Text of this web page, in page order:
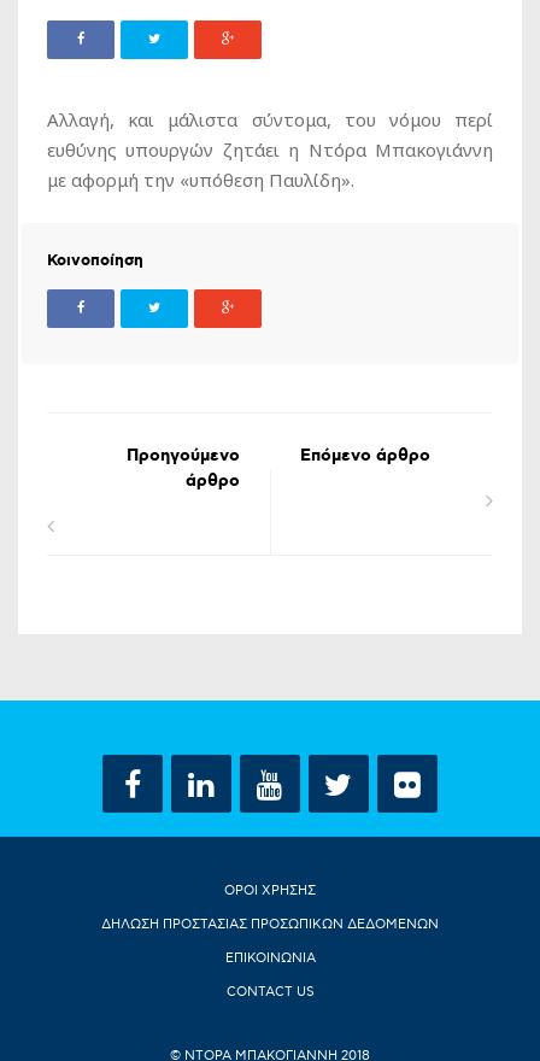
Αλλαγή, και μάλιστα σύντομα, του νόμου περί
ευθύνης υπουργών ζητάει η Ντόρα Μπακογιάννη
με αφορμή την «υπόθεση Παυλίδη».
Κοινοποίηση
Προηγούμενο
άρθρο
Επόμενο άρθρο
ΟΡΟΙ ΧΡΗΣΗΣ
ΔΗΛΩΣΗ ΠΡΟΣΤΑΣΙΑΣ ΠΡΟΣΩΠΙΚΩΝ ΔΕΔΟΜΕΝΩΝ
ΕΠΙΚΟΙΝΩΝΙΑ
CONTACT US
© ΝΤΟΡΑ ΜΠΑΚΟΓΙΑΝΝΗ 2018